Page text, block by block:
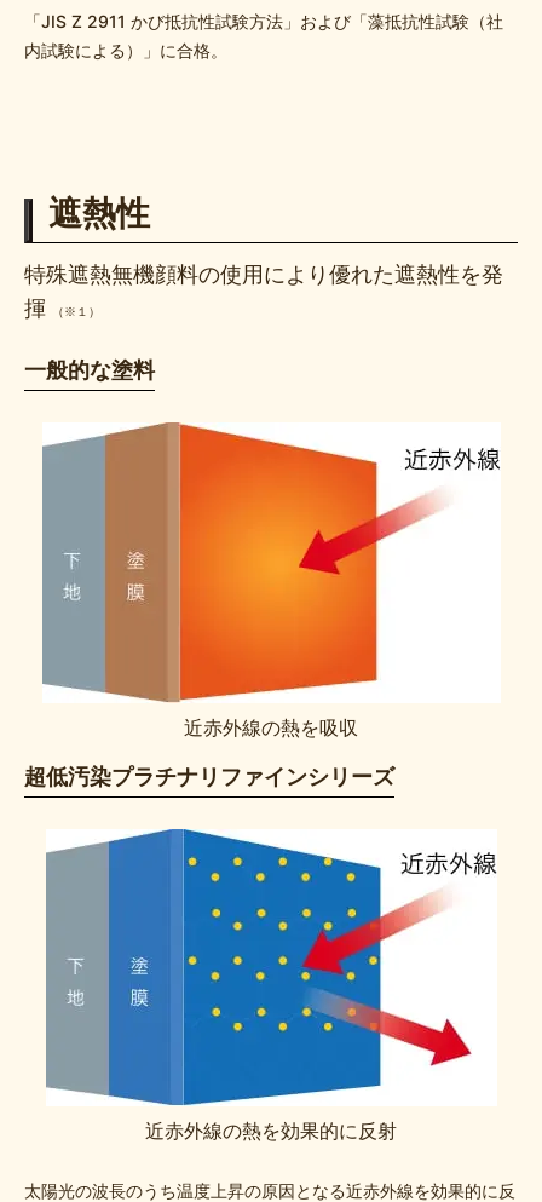
「JIS Z 2911 かび抵抗性試験方法」および「藻抵抗性試験（社
内試験による）」に合格。
遮熱性
特殊遮熱無機顔料の使用により優れた遮熱性を発
揮
（※１）
一般的な塗料
近赤外線の熱を吸収
超低汚染プラチナリファインシリーズ
近赤外線の熱を効果的に反射
太陽光の波長のうち温度上昇の原因となる近赤外線を効果的に反